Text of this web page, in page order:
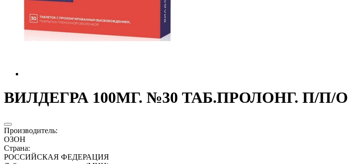
ВИЛДЕГРА 100МГ. №30 ТАБ.ПРОЛОНГ. П/П/О
Производитель:
ОЗОН
Страна:
РОССИЙСКАЯ ФЕДЕРАЦИЯ